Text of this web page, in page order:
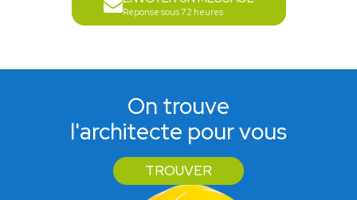
Réponse sous 72 heures
On trouve
l'architecte pour vous
TROUVER